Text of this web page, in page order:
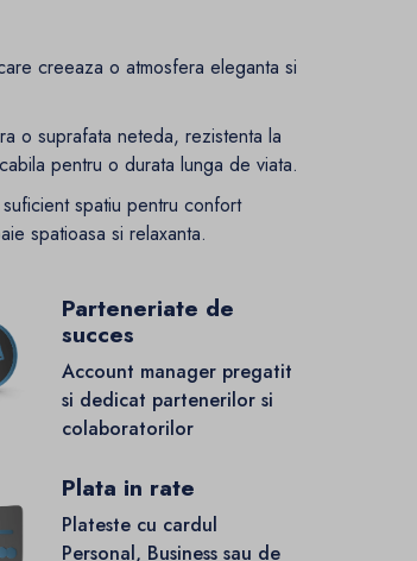
creeaza o atmosfera eleganta si
o suprafata neteda, rezistenta la
pentru o durata lunga de viata.
spatiu pentru confort
spatioasa si relaxanta.
Parteneriate de
succes
Account manager pregatit
si dedicat partenerilor si
colaboratorilor
Plata in rate
Plateste cu cardul
Personal, Business sau de